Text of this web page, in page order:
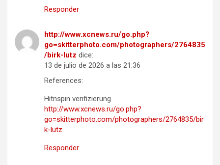
Responder
http://www.xcnews.ru/go.php?
go=skitterphoto.com/photographers/2764835
/birk-lutz dice:
13 de julio de 2026 a las 21:36
References:
Hitnspin verifizierung
http://www.xcnews.ru/go.php?
go=skitterphoto.com/photographers/2764835/bir
k-lutz
Responder